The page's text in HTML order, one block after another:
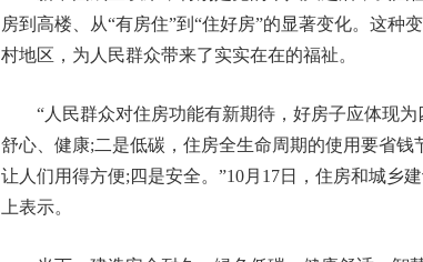
房到高楼、从“有房住”到“住好房”的显著变化。这种
村地区，为人民群众带来了实实在在的福祉。
“人民群众对住房功能有新期待，好房子应体现
舒心、健康;二是低碳，住房全生命周期的使用要省
让人们用得方便;四是安全。”10月17日，住房和城乡
上表示。